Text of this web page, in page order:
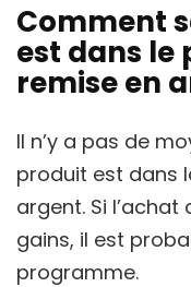
Comment
est dans le
remise en
Il n’y a pas de
produit est dans
argent. Si
gains, il est
programme.